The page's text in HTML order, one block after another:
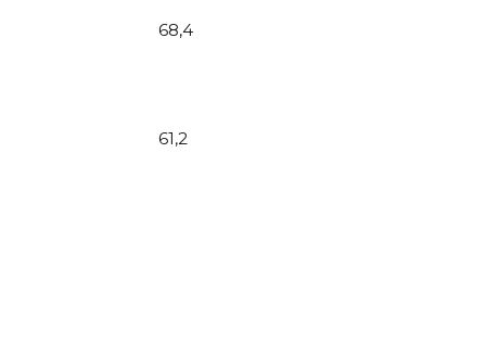
68,4
61,2